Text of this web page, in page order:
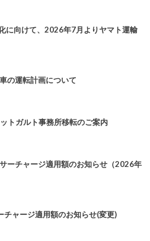
に向けて、2026年7月よりヤマト運輸
の運転計画について
トガルト事務所移転のご案内
ーチャージ適用額のお知らせ（2026年
ャージ適用額のお知らせ(変更)